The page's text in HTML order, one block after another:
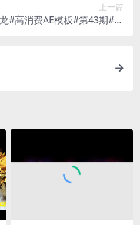
上一篇
#高消费AE模板#第43期#偷